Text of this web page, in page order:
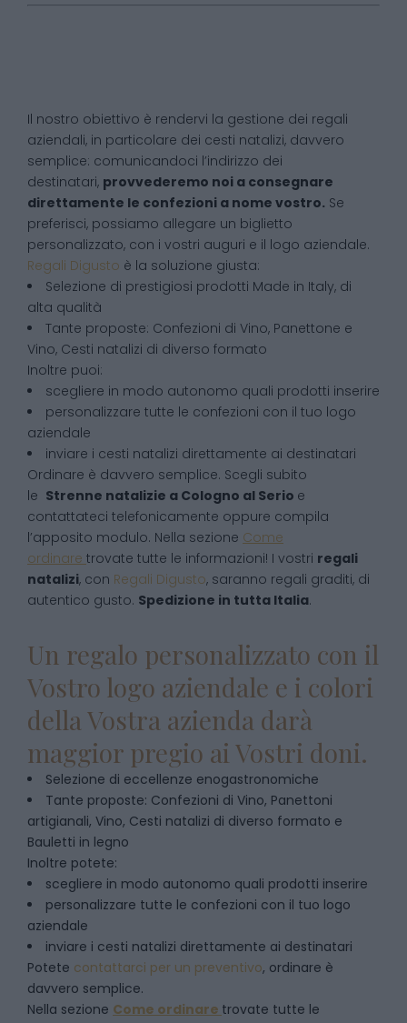
Il nostro obiettivo è rendervi la gestione dei regali
aziendali, in particolare dei cesti natalizi, davvero
semplice: comunicandoci l’indirizzo dei
destinatari, provvederemo noi a consegnare
direttamente le confezioni a nome vostro. Se
preferisci, possiamo allegare un biglietto
personalizzato, con i vostri auguri e il logo aziendale.
Regali Digusto è la soluzione giusta:
Selezione di prestigiosi prodotti Made in Italy, di
alta qualità
Tante proposte: Confezioni di Vino, Panettone e
Vino, Cesti natalizi di diverso formato
Inoltre puoi:
scegliere in modo autonomo quali prodotti inserire
personalizzare tutte le confezioni con il tuo logo
aziendale
inviare i cesti natalizi direttamente ai destinatari
Ordinare è davvero semplice. Scegli subito
le Strenne natalizie a Cologno al Serio e
contattateci telefonicamente oppure compila
l’apposito modulo. Nella sezione Come
ordinare trovate tutte le informazioni! I vostri regali
natalizi, con Regali Digusto, saranno regali graditi, di
autentico gusto. Spedizione in tutta Italia.
Un regalo personalizzato con il
Vostro logo aziendale e i colori
della Vostra azienda darà
maggior pregio ai Vostri doni.
Selezione di eccellenze enogastronomiche
Tante proposte: Confezioni di Vino, Panettoni
artigianali, Vino, Cesti natalizi di diverso formato e
Bauletti in legno
Inoltre potete:
scegliere in modo autonomo quali prodotti inserire
personalizzare tutte le confezioni con il tuo logo
aziendale
inviare i cesti natalizi direttamente ai destinatari
Potete contattarci per un preventivo, ordinare è
davvero semplice.
Nella sezione Come ordinare trovate tutte le